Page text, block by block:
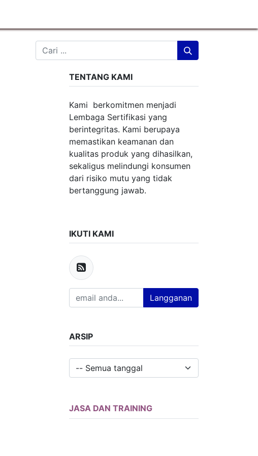
TENTANG KAMI
Kami berkomitmen menjadi
Lembaga Sertifikasi yang
berintegritas. Kami berupaya
memastikan keamanan dan
kualitas produk yang dihasilkan,
sekaligus melindungi konsumen
dari risiko mutu yang tidak
bertanggung jawab.
IKUTI KAMI
Langganan
ARSIP
JASA DAN TRAINING